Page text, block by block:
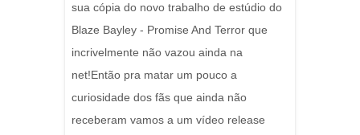
sua cópia do novo trabalho de estúdio do
Blaze Bayley - Promise And Terror que
incrivelmente não vazou ainda na
net!Então pra matar um pouco a
curiosidade dos fãs que ainda não
receberam vamos a um vídeo release